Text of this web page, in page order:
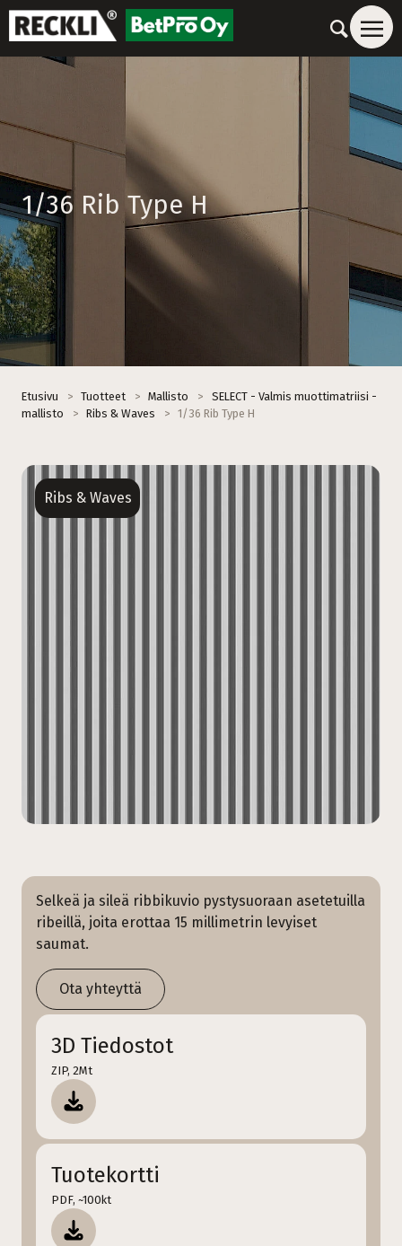
1/36 Rib Type H
Etusivu > Tuotteet > Mallisto >
SELECT - Valmis muottimatriisi -
mallisto
> Ribs & Waves > 1/36 Rib Type H
Ribs & Waves
Selkeä ja sileä ribbikuvio pystysuoraan asetetuilla
ribeillä, joita erottaa 15 millimetrin levyiset
saumat.
Ota yhteyttä
3D Tiedostot
ZIP, 2Mt
Tuotekortti
PDF, ~100kt